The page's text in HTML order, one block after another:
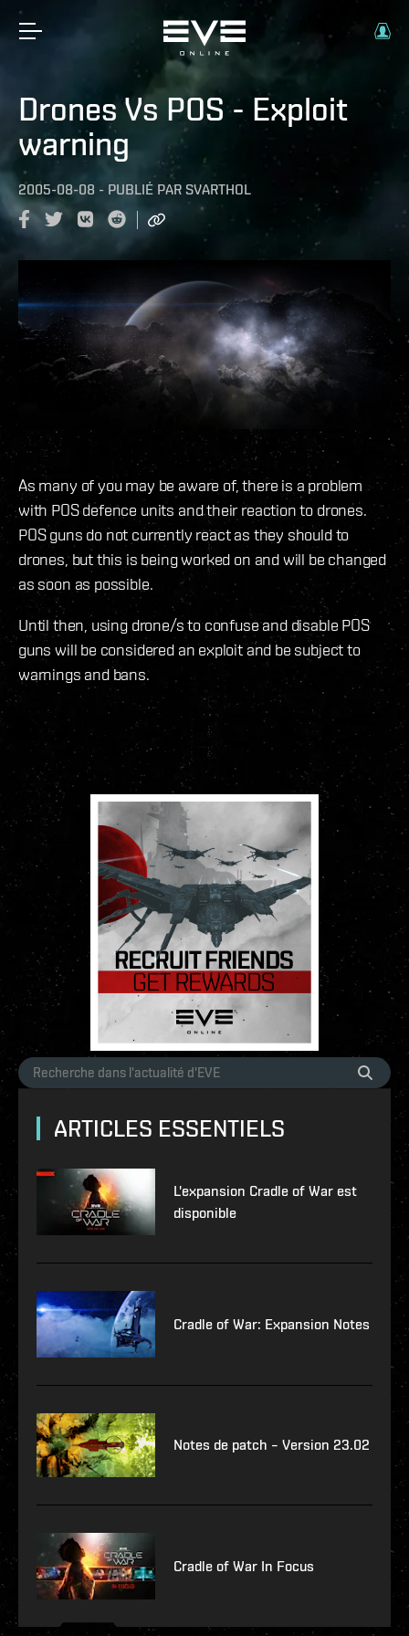
Drones Vs POS - Exploit
warning
2005-08-08 - PUBLIÉ PAR SVARTHOL
As many of you may be aware of, there is a problem
with POS defence units and their reaction to drones.
POS guns do not currently react as they should to
drones, but this is being worked on and will be changed
as soon as possible.
Until then, using drone/s to confuse and disable POS
guns will be considered an exploit and be subject to
warnings and bans.
ARTICLES ESSENTIELS
L'expansion Cradle of War est
disponible
Cradle of War: Expansion Notes
Notes de patch – Version 23.02
Cradle of War In Focus